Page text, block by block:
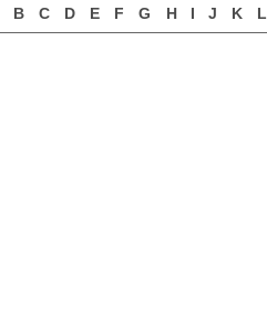
B C D E F G H I J K